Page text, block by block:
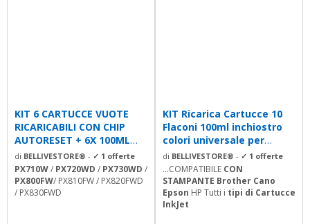
KIT 6 CARTUCCE VUOTE
RICARICABILI CON CHIP
AUTORESET + 6X 100ML
INCHIOSTRI DI...
di BELLIVESTORE® - ✓ 1 offerte
PX710W/ PX720WD / PX730WD /
PX800FW/ PX810FW / PX820FWD
/ PX830FWD
KIT Ricarica Cartucce 10
Flaconi 100ml inchiostro
colori universale per
Brother...
di BELLIVESTORE® - ✓ 1 offerte
...COMPATIBILE CON
STAMPANTE Brother Cano
Epson HP Tutti i tipi di Cartucce
InkJet